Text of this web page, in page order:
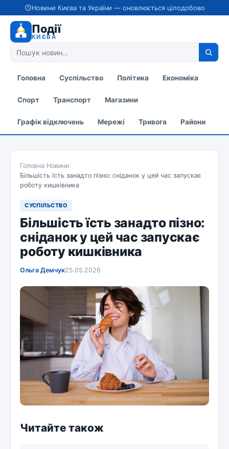
Новини Києва та України — оновлюється цілодобово
Події
КИЄВА
Головна Суспільство Політика Економіка
Спорт Транспорт Магазини
Графік відключень Мережі Тривога Райони
Головна/Новини/
Більшість їсть занадто пізно: сніданок у цей час запускає
роботу кишківника
СУСПІЛЬСТВО
Більшість їсть занадто пізно:
сніданок у цей час запускає
роботу кишківника
Ольга Демчук25.05.2026
Читайте також